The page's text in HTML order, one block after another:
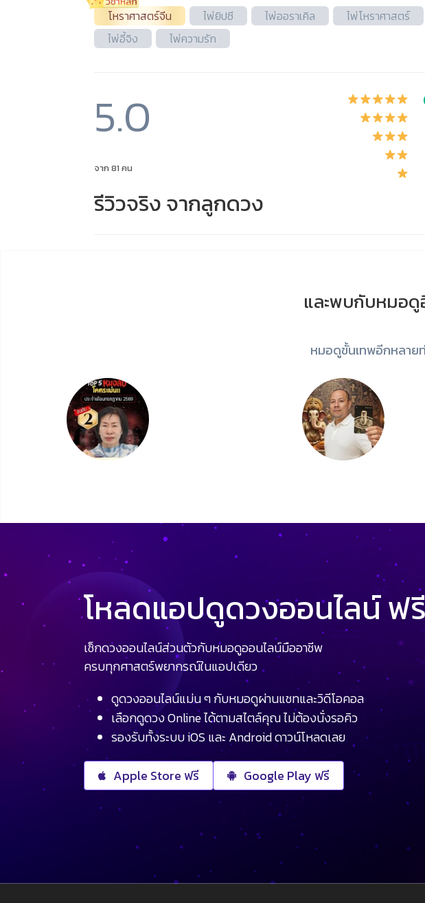
โหราศาสตร์จีน ไพ่ยิปซี ไพ่ออราเคิล
ไพ่โหราศาสตร์
ไพ่อี้จิง
ไพ่ความรัก
5.0
จาก 81 คน
รีวิวจริง จากลูกดวง
และพบกับหมอดู
หมอดูขั้นเทพอีกหลาย
โหลดแอปดูดวงออนไลน์ ฟ
เช็กดวงออนไลน์ส่วนตัวกับหมอดูออนไลน์มืออาชีพ
ครบทุกศาสตร์พยากรณ์ในแอปเดียว
ดูดวงออนไลน์แม่น ๆ กับหมอดูผ่านแชทและวิดีโอคอล
เลือกดูดวง Online ได้ตามสไตล์คุณ ไม่ต้องนั่งรอคิว
รองรับทั้งระบบ iOS และ Android ดาวน์โหลดเลย
Apple Store ฟรี Google Play ฟรี